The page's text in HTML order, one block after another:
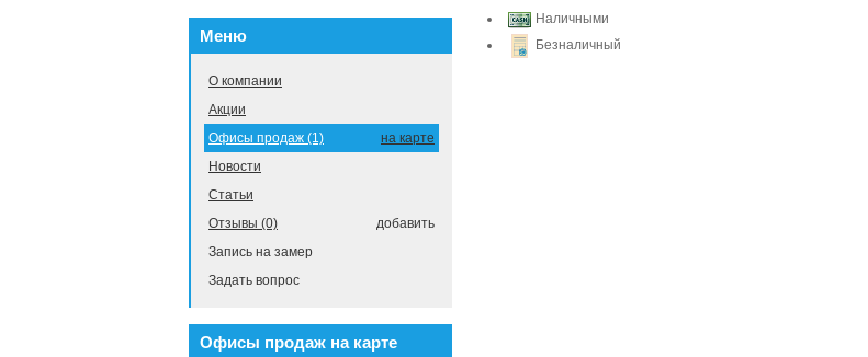
Наличными
Безналичный
Меню
О компании
Акции
на карте
Офисы продаж (1)
Новости
Статьи
добавить
Отзывы (0)
Запись на замер
Задать вопрос
Офисы продаж на карте